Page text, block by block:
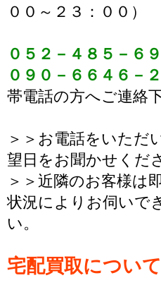
００～２３：００）
０５２－４８５－６
０９０－６６４６－
帯電話の方へご連絡
＞＞お電話をいただ
望日をお聞かせくだ
＞＞近隣のお客様は
状況によりお伺いで
い。
宅配買取について